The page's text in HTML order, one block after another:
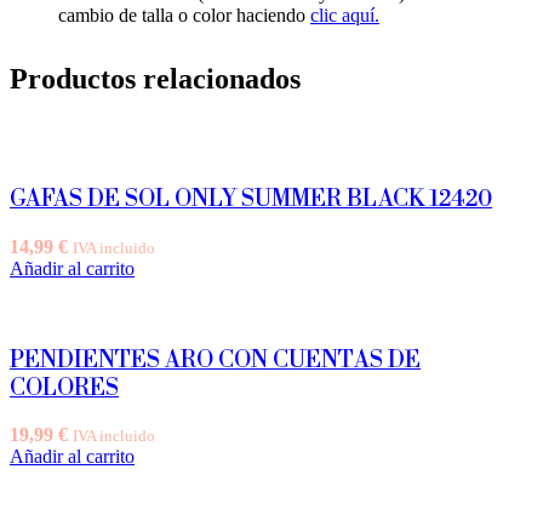
cambio de talla o color haciendo clic aquí.
Productos relacionados
GAFAS DE SOL ONLY SUMMER BLACK 12420
14,99 € IVA incluido
Añadir al carrito
PENDIENTES ARO CON CUENTAS DE
COLORES
19,99 € IVA incluido
Añadir al carrito